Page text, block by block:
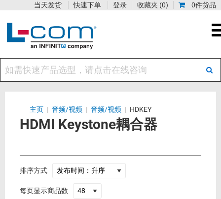
0件货品
收藏夹 (0)
当天发货 快速下单 登录
主页 | 音频/视频 | 音频/视频 | HDKEY
HDMI Keystone耦合器
排序方式
每页显示商品数